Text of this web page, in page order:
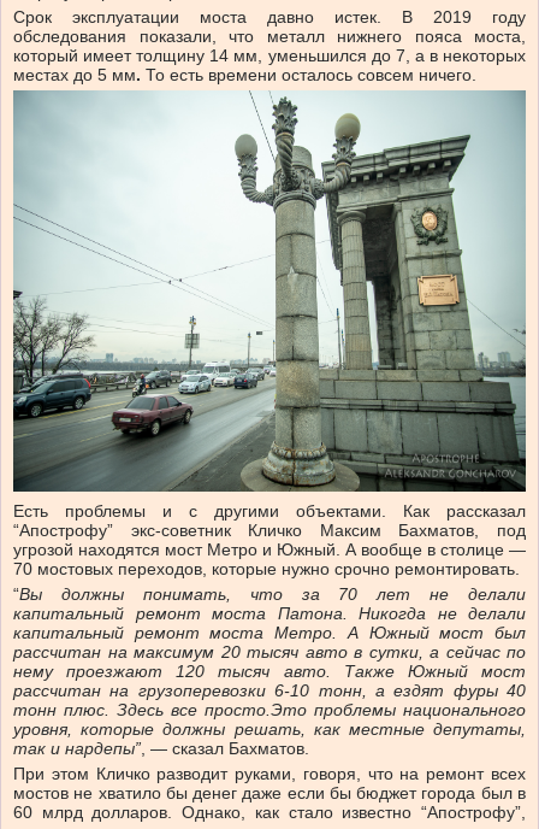
Срок эксплуатации моста давно истек. В 2019 году
обследования показали, что металл нижнего пояса моста,
который имеет толщину 14 мм, уменьшился до 7, а в некоторых
местах до 5 мм. То есть времени осталось совсем ничего.
Есть проблемы и с другими объектами. Как рассказал
“Апострофу” экс-советник Кличко Максим Бахматов, под
угрозой находятся мост Метро и Южный. А вообще в столице —
70 мостовых переходов, которые нужно срочно ремонтировать.
“Вы должны понимать, что за 70 лет не делали
капитальный ремонт моста Патона. Никогда не делали
капитальный ремонт моста Метро. А Южный мост был
рассчитан на максимум 20 тысяч авто в сутки, а сейчас по
нему проезжают 120 тысяч авто. Также Южный мост
рассчитан на грузоперевозки 6-10 тонн, а ездят фуры 40
тонн плюс. Здесь все просто.Это проблемы национального
уровня, которые должны решать, как местные депутаты,
так и нардепы”, — сказал Бахматов.
При этом Кличко разводит руками, говоря, что на ремонт всех
мостов не хватило бы денег даже если бы бюджет города был в
60 млрд долларов. Однако, как стало известно “Апострофу”,